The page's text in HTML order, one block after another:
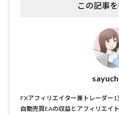
この記事
FXアフィリエイター兼トレーダー
自動売買EAの収益とアフィリエイ